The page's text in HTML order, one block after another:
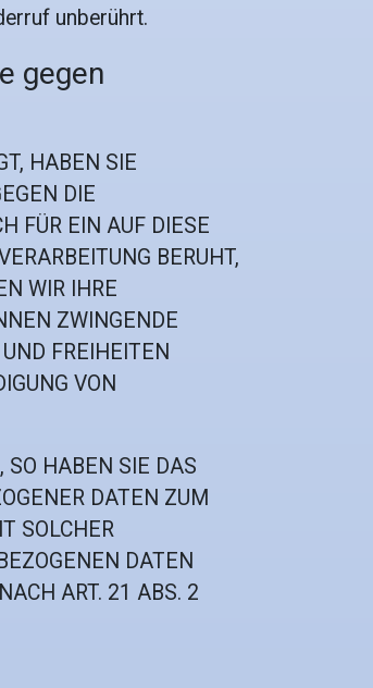
unberührt.
gegen
HABEN SIE
DIE
FÜR EIN AUF DIESE
BERUHT,
WIR IHRE
ZWINGENDE
FREIHEITEN
VON
SO HABEN SIE DAS
DATEN ZUM
SOLCHER
DATEN
ART. 21 ABS. 2